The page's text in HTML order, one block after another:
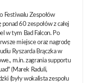
Festiwalu Zespołów
60 zespołów z całej
w tym Bad Falcon. Po
miejsce oraz nagrodę
Ryszarda Brączka w
m.in. zagrania supportu
(Marek Raduli,
(były wokalista zespołu